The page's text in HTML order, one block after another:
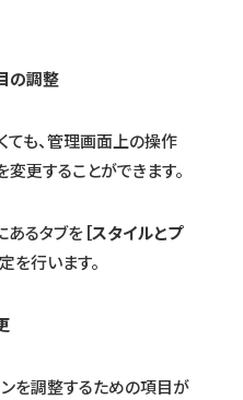
の調整
ても、管理画面上の操作
更することができます。
あるタブを［スタイルとプ
を行います。
を調整するための項目が